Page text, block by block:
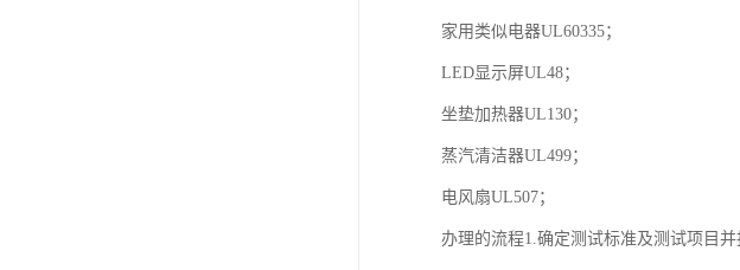
家用类似电器UL60335；
LED显示屏UL48；
坐垫加热器UL130；
蒸汽清洁器UL499；
电风扇UL507；
办理的流程1.确定测试标准及测试项目